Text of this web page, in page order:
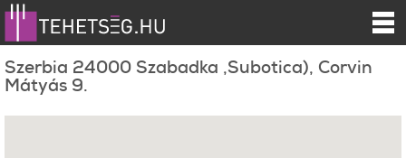
Szerbia 24000 Szabadka ,Subotica), Corvin
Mátyás 9.